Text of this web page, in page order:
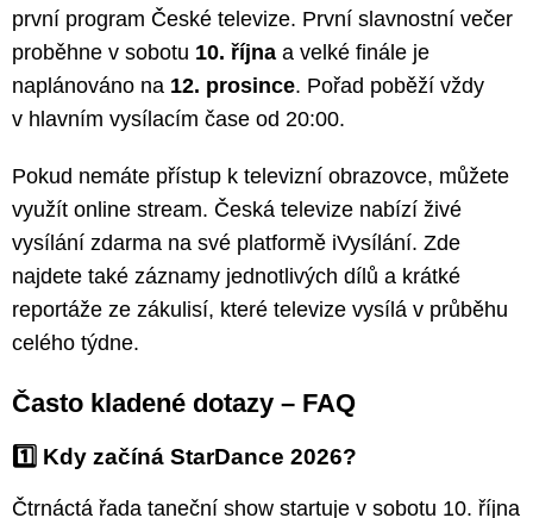
první program České televize. První slavnostní večer
proběhne v sobotu 10. října a velké finále je
naplánováno na 12. prosince. Pořad poběží vždy
v hlavním vysílacím čase od 20:00.
Pokud nemáte přístup k televizní obrazovce, můžete
využít online stream. Česká televize nabízí živé
vysílání zdarma na své platformě iVysílání. Zde
najdete také záznamy jednotlivých dílů a krátké
reportáže ze zákulisí, které televize vysílá v průběhu
celého týdne.
Často kladené dotazy – FAQ
1️⃣ Kdy začíná StarDance 2026?
Čtrnáctá řada taneční show startuje v sobotu 10. října